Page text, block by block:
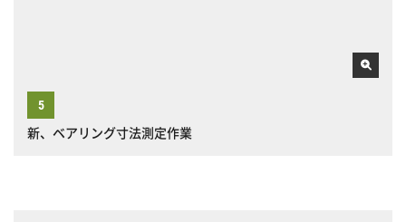
新、ベアリング寸法測定作業